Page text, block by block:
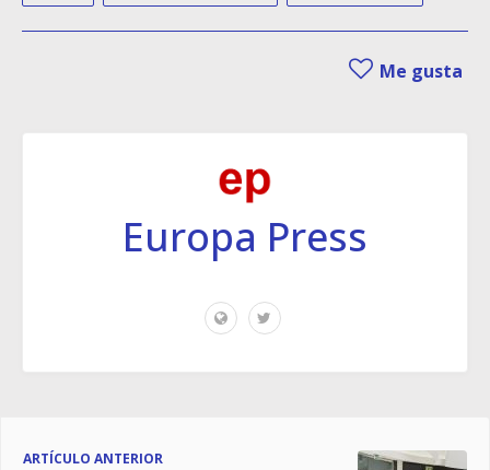
Me gusta
Europa Press
ARTÍCULO ANTERIOR